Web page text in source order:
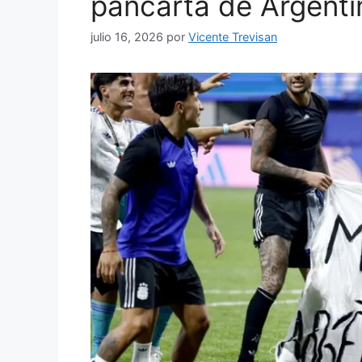
julio 16, 2026 por Vicente Trevisan